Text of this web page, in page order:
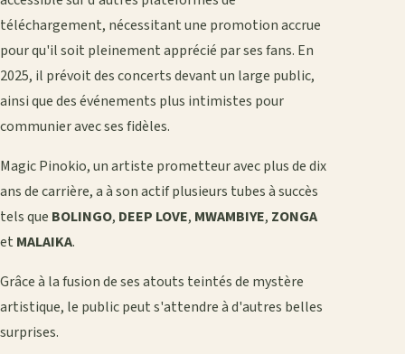
téléchargement, nécessitant une promotion accrue
pour qu'il soit pleinement apprécié par ses fans. En
2025, il prévoit des concerts devant un large public,
ainsi que des événements plus intimistes pour
communier avec ses fidèles.
Magic Pinokio, un artiste prometteur avec plus de dix
ans de carrière, a à son actif plusieurs tubes à succès
tels que BOLINGO, DEEP LOVE, MWAMBIYE, ZONGA
et MALAIKA.
Grâce à la fusion de ses atouts teintés de mystère
artistique, le public peut s'attendre à d'autres belles
surprises.